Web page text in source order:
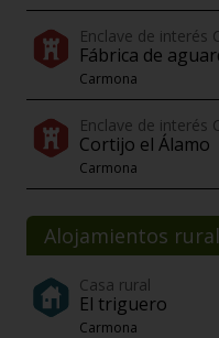
Enclave de interés
Fábrica de
Carmona
Enclave de interés
Cortijo el Álamo
Carmona
Alojamientos
Casa rural
El triguero
Carmona